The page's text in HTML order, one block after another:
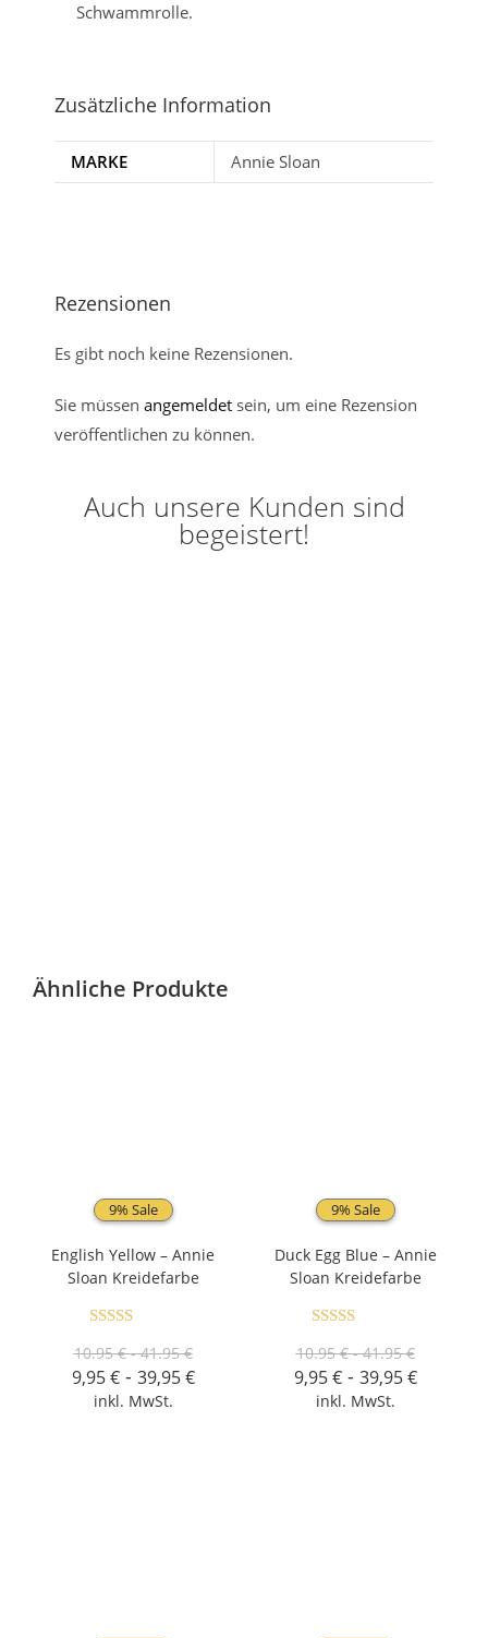
Schwammrolle.
Zusätzliche Information
MARKE Annie Sloan
Rezensionen
Es gibt noch keine Rezensionen.
Sie müssen angemeldet sein, um eine Rezension
veröffentlichen zu können.
Auch unsere Kunden sind
begeistert!
Ähnliche Produkte
9% Sale
English Yellow – Annie
Sloan Kreidefarbe
10.95 € - 41.95 €
9,95€- 39,95€
inkl. MwSt.
9% Sale
Duck Egg Blue – Annie
Sloan Kreidefarbe
10.95 € - 41.95 €
9,95€- 39,95€
inkl. MwSt.